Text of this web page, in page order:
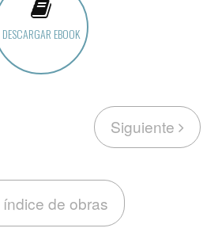
DESCARGAR EBOOK
Siguiente
índice de obras